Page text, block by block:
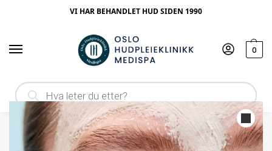
VI HAR BEHANDLET HUD SIDEN 1990
0
Hjem Elixir Peeling Clay Mask – Ny og Forbedret Pore Tightening Mask